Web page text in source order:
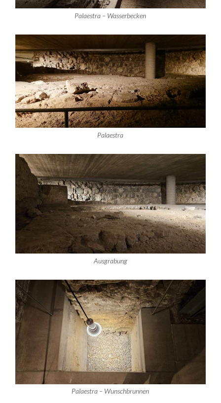
Palaestra – Wasserbecken
Palaestra
Ausgrabung
Palaestra – Wunschbrunnen